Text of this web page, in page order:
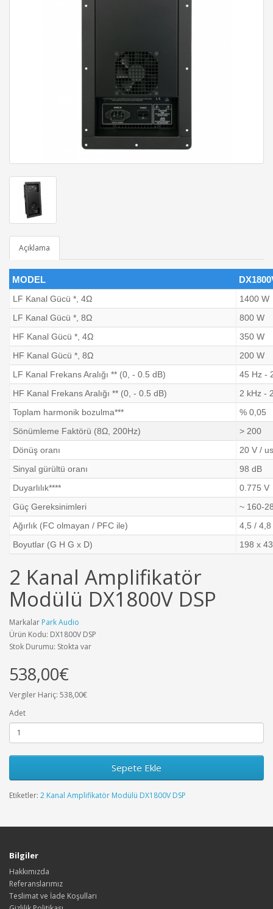
Açıklama
MODEL
LF Kanal Gücü *, 4Ω
1400 W
LF Kanal Gücü *, 8Ω
800 W
HF Kanal Gücü *, 4Ω
350 W
HF Kanal Gücü *, 8Ω
200 W
LF Kanal Frekans Aralığı ** (0, - 0.5 dB)
45 Hz -
HF Kanal Frekans Aralığı ** (0, - 0.5 dB)
2 kHz -
Toplam harmonik bozulma***
% 0,05
Sönümleme Faktörü (8Ω, 200Hz)
> 200
Dönüş oranı
20 V / us
Sinyal gürültü oranı
98 dB
Duyarlılık****
0.775 V
Güç Gereksinimleri
~ 160-
Ağırlık (FC olmayan / PFC ile)
4,5 / 4,8
Boyutlar (G H G х D)
198 х
2 Kanal Amplifikatör
Modülü DX1800V DSP
Markalar Park Audio
Ürün Kodu: DX1800V DSP
Stok Durumu: Stokta var
538,00€
Vergiler Hariç: 538,00€
Adet
Sepete Ekle
Etiketler: 2 Kanal Amplifikatör Modülü DX1800V DSP
Bilgiler
Hakkımızda
Referanslarımız
Teslimat ve İade Koşulları